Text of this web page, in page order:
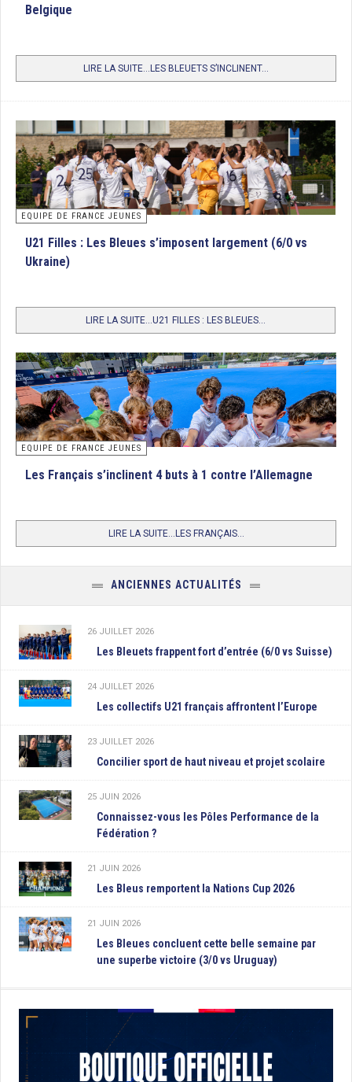
Belgique
LIRE LA SUITE...LES BLEUETS S’INCLINENT...
EQUIPE DE FRANCE JEUNES
U21 Filles : Les Bleues s’imposent largement (6/0 vs
Ukraine)
LIRE LA SUITE...U21 FILLES : LES BLEUES...
EQUIPE DE FRANCE JEUNES
Les Français s’inclinent 4 buts à 1 contre l’Allemagne
LIRE LA SUITE...LES FRANÇAIS...
ANCIENNES ACTUALITÉS
26 JUILLET 2026
Les Bleuets frappent fort d’entrée (6/0 vs Suisse)
24 JUILLET 2026
Les collectifs U21 français affrontent l’Europe
23 JUILLET 2026
Concilier sport de haut niveau et projet scolaire
25 JUIN 2026
Connaissez-vous les Pôles Performance de la
Fédération ?
21 JUIN 2026
Les Bleus remportent la Nations Cup 2026
21 JUIN 2026
Les Bleues concluent cette belle semaine par
une superbe victoire (3/0 vs Uruguay)